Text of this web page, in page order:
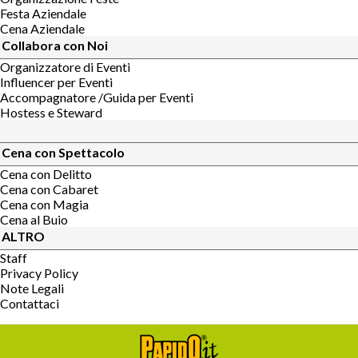
Festa Aziendale
Cena Aziendale
Collabora con Noi
Organizzatore di Eventi
Influencer per Eventi
Accompagnatore /Guida per Eventi
Hostess e Steward
Cena con Spettacolo
Cena con Delitto
Cena con Cabaret
Cena con Magia
Cena al Buio
ALTRO
Staff
Privacy Policy
Note Legali
Contattaci